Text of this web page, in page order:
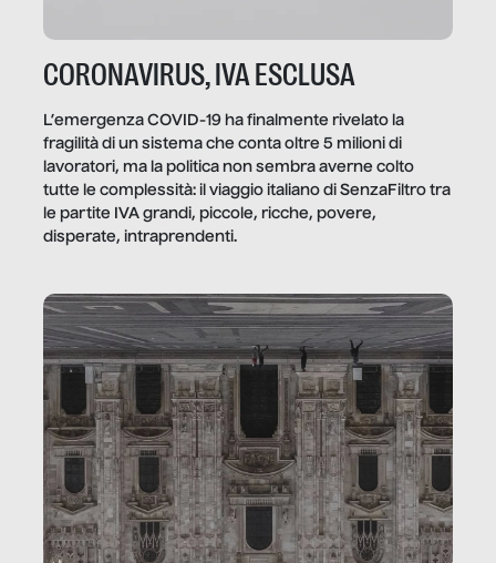
CORONAVIRUS, IVA ESCLUSA
L’emergenza COVID-19 ha finalmente rivelato la
fragilità di un sistema che conta oltre 5 milioni di
lavoratori, ma la politica non sembra averne colto
tutte le complessità: il viaggio italiano di SenzaFiltro tra
le partite IVA grandi, piccole, ricche, povere,
disperate, intraprendenti.